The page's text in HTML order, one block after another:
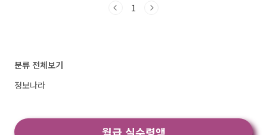
니다. 아래는 구글플레이스토어에서 오토마우스
플은 구글플레이스토어에서 "오토마우스"로 검색
했을때 1번째로 나오는 어플입니다. 오토마우
은 화면을 자동으로 터치해줘, 손가락을 대지 않
1
분류 전체보기
정보나라